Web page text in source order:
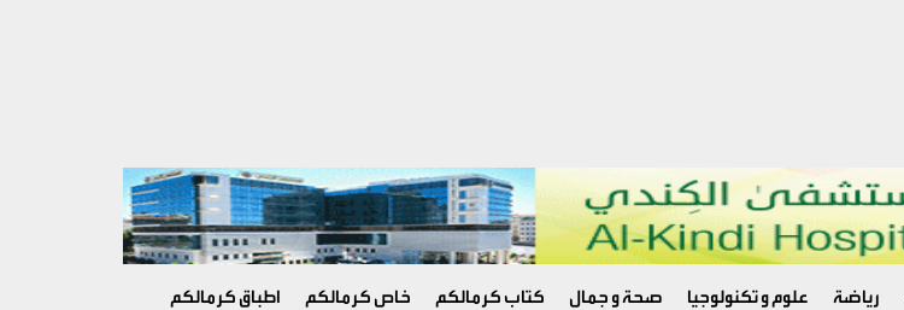
رياضة علوم و تكنولوجيا صحة و جمال كتاب كرمالكم خاص كرمالكم اطباق كرمالكم